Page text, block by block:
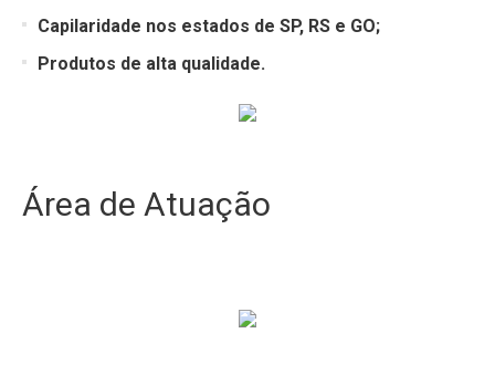
Capilaridade nos estados de SP, RS e GO;
Produtos de alta qualidade.
Área de Atuação